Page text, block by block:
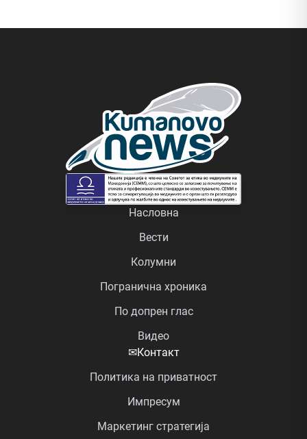
Насловна
Вести
Колумни
Погранична хроника
По допрен глас
Видео
✉Контакт
Политика на приватност
Импресум
Маркетинг стратегија